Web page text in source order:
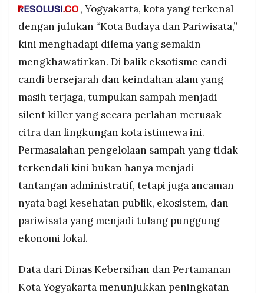
KAMI
©
RESOLUSI
MEDIA
PRAMUDITA
Resolusi.co
2026
PT.
PRAMUDITA
, Yogyakarta, kota yang terkenal
dengan julukan “Kota Budaya dan Pariwisata,”
kini menghadapi dilema yang semakin
mengkhawatirkan. Di balik eksotisme candi-
candi bersejarah dan keindahan alam yang
masih terjaga, tumpukan sampah menjadi
silent killer yang secara perlahan merusak
citra dan lingkungan kota istimewa ini.
Permasalahan pengelolaan sampah yang tidak
terkendali kini bukan hanya menjadi
tantangan administratif, tetapi juga ancaman
nyata bagi kesehatan publik, ekosistem, dan
pariwisata yang menjadi tulang punggung
ekonomi lokal.
Data dari Dinas Kebersihan dan Pertamanan
Kota Yogyakarta menunjukkan peningkatan